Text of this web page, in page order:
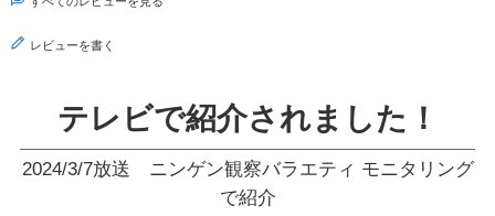
テレビで紹介されました！
2024/3/7放送 ニンゲン観察バラエティ モニタリング
で紹介
レビューを書く